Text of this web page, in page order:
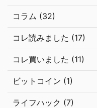
コラム (32)
コレ読みました (17)
コレ買いました (11)
ビットコイン (1)
ライフハック (7)